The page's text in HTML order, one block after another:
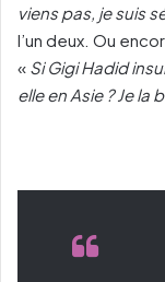
viens pas, je suis
l’un deux. Ou
« Si Gigi Hadid
elle en Asie ? Je